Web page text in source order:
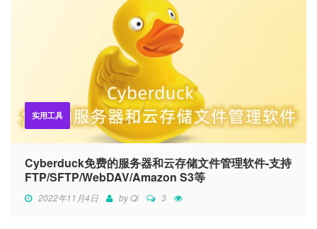
实用工具
Cyber​​duck免费的服务器和云存储文件管理软件-支持
FTP/SFTP/WebDAV/Amazon S3等
2022年11月4日 byQi 3